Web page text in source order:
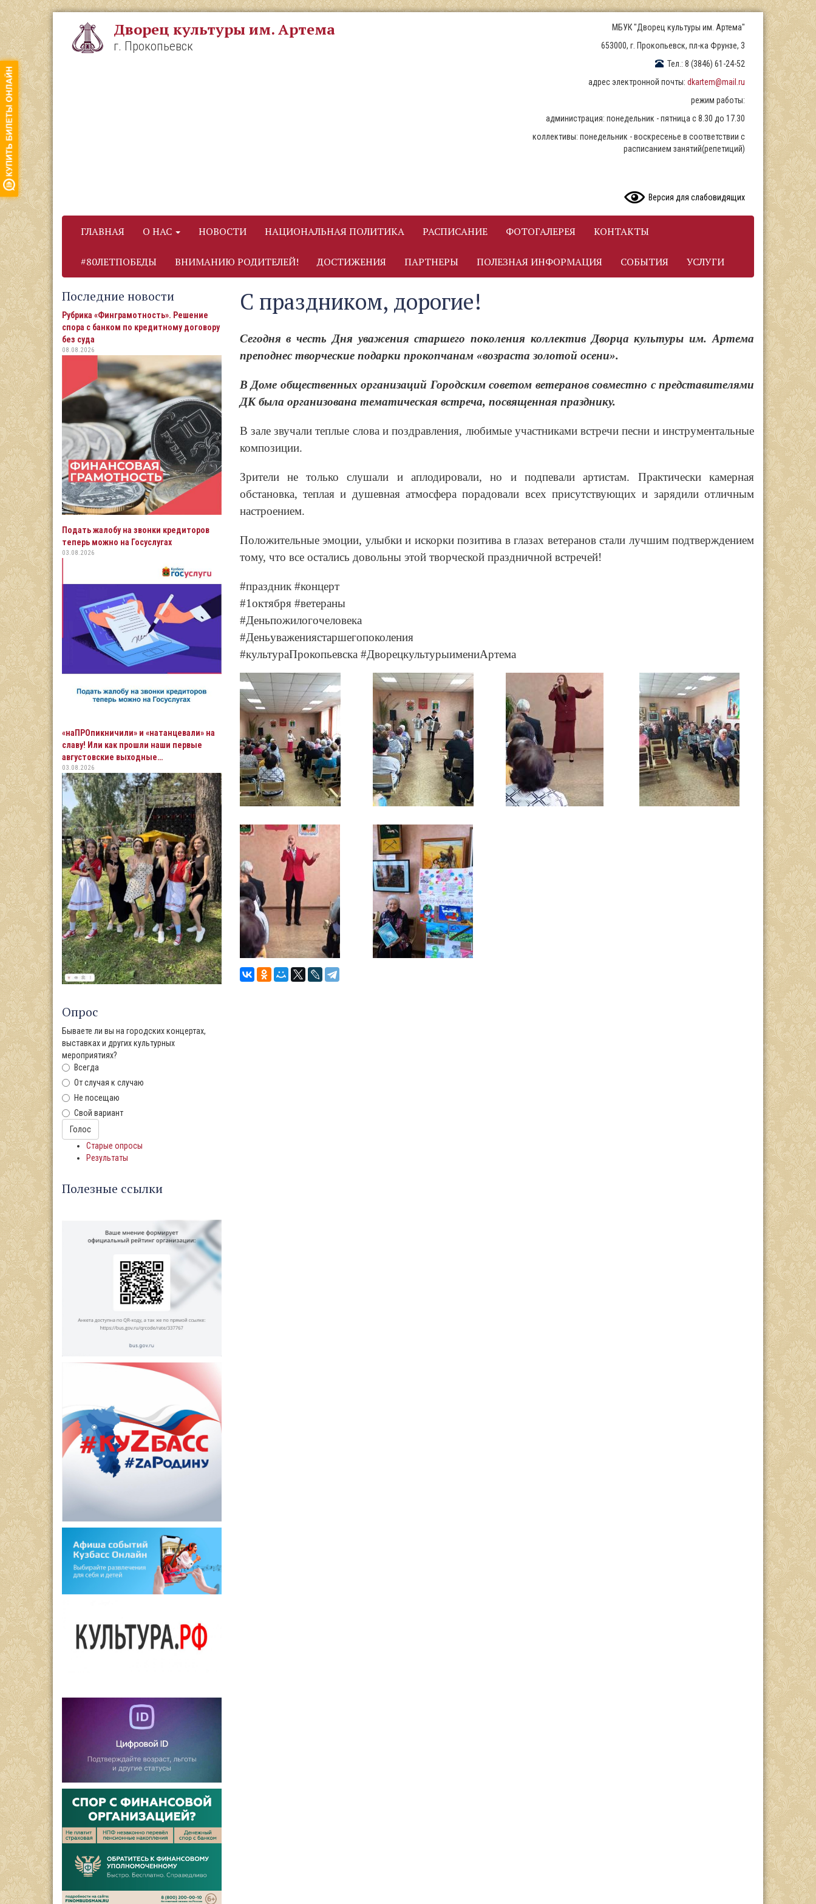
Перейти
к
основному
содержанию
Дворец культуры им. Артема
г. Прокопьевск
МБУК "Дворец культуры им. Артема"
653000, г. Прокопьевск, пл-ка Фрунзе, 3
Тел.: 8 (3846) 61-24-52
адрес электронной почты: dkartem@mail.ru
режим работы:
администрация: понедельник - пятница с 8.30 до 17.30
коллективы: понедельник - воскресенье в соответствии с
расписанием занятий(репетиций)
Версия для слабовидящих
ГЛАВНАЯ О НАС НОВОСТИ НАЦИОНАЛЬНАЯ ПОЛИТИКА РАСПИСАНИЕ ФОТОГАЛЕРЕЯ КОНТАКТЫ
#80ЛЕТПОБЕДЫ ВНИМАНИЮ РОДИТЕЛЕЙ! ДОСТИЖЕНИЯ ПАРТНЕРЫ ПОЛЕЗНАЯ ИНФОРМАЦИЯ СОБЫТИЯ УСЛУГИ
Последние новости
Рубрика «Финграмотность». Решение
спора с банком по кредитному договору
без суда
08.08.2026
Подать жалобу на звонки кредиторов
теперь можно на Госуслугах
03.08.2026
«наПРОпикничили» и «натанцевали» на
славу! Или как прошли наши первые
августовские выходные…
03.08.2026
Опрос
Бываете ли вы на городских концертах,
выставках и других культурных
мероприятиях?
Всегда
От случая к случаю
Не посещаю
Свой вариант
Варианты
Голос
Старые опросы
Результаты
Полезные ссылки
С праздником, дорогие!
Сегодня в честь Дня уважения старшего поколения коллектив Дворца культуры им. Артема
преподнес творческие подарки прокопчанам «возраста золотой осени».
В Доме общественных организаций Городским советом ветеранов совместно с представителями
ДК была организована тематическая встреча, посвященная празднику.
В зале звучали теплые слова и поздравления, любимые участниками встречи песни и инструментальные
композиции.
Зрители не только слушали и аплодировали, но и подпевали артистам. Практически камерная
обстановка, теплая и душевная атмосфера порадовали всех присутствующих и зарядили отличным
настроением.
Положительные эмоции, улыбки и искорки позитива в глазах ветеранов стали лучшим подтверждением
тому, что все остались довольны этой творческой праздничной встречей!
#праздник #концерт
#1октября #ветераны
#Деньпожилогочеловека
#Деньуважениястаршегопоколения
#культураПрокопьевска #ДворецкультурыимениАртема